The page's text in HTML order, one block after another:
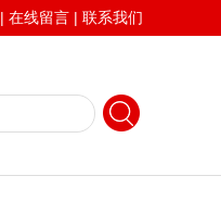
| 在线留言 | 联系我们